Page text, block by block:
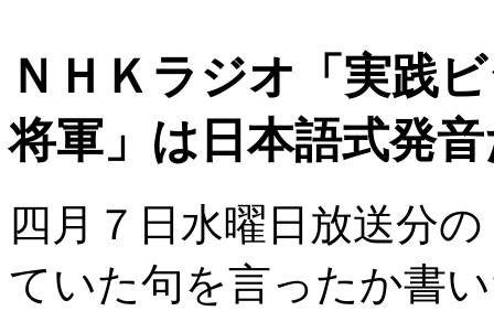
ＮＨＫラジオ「実践
将軍」は日本語式発
四月７日水曜日放送分
ていた句を言ったか書